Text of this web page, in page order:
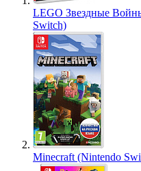
LEGO Звездные
Switch)
Minecraft (Nintendo